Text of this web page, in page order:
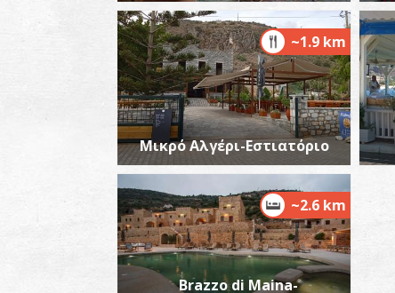
~1.9 km
Μικρό Αλγέρι-Εστιατόριο
~2.6 km
Brazzo di Maina-